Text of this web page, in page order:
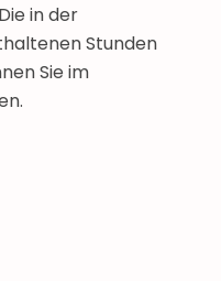
in der
Stunden
Sie im